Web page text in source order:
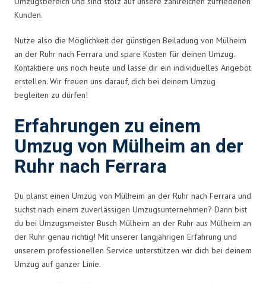
Kunden.
Nutze also die Möglichkeit der günstigen Beiladung von Mülheim
an der Ruhr nach Ferrara und spare Kosten für deinen Umzug.
Kontaktiere uns noch heute und lasse dir ein individuelles Angebot
erstellen. Wir freuen uns darauf, dich bei deinem Umzug
begleiten zu dürfen!
Erfahrungen zu einem
Umzug von Mülheim an der
Ruhr nach Ferrara
Du planst einen Umzug von Mülheim an der Ruhr nach Ferrara und
suchst nach einem zuverlässigen Umzugsunternehmen? Dann bist
du bei Umzugsmeister Busch Mülheim an der Ruhr aus Mülheim an
der Ruhr genau richtig! Mit unserer langjährigen Erfahrung und
unserem professionellen Service unterstützen wir dich bei deinem
Umzug auf ganzer Linie.